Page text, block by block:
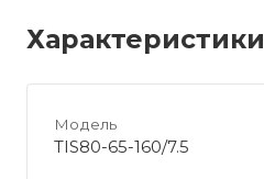
Характеристики
Модель
TIS80-65-160/7.5